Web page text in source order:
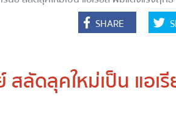
SHARE
ลัดลุคใหม่เป็น แอเ